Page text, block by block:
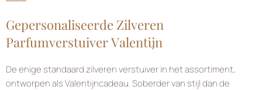
Gepersonaliseerde Zilveren
Parfumverstuiver Valentijn
De enige standaard zilveren verstuiver in het assortiment,
ontworpen als Valentijncadeau. Soberder van stijl dan de